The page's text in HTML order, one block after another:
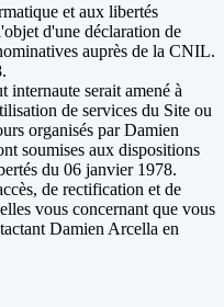
et aux libertés
d'une déclaration de
auprès de la CNIL.
internaute serait amené à
de services du Site ou
organisés par Damien
soumises aux dispositions
du 06 janvier 1978.
de rectification et de
vous concernant que vous
Damien Arcella en